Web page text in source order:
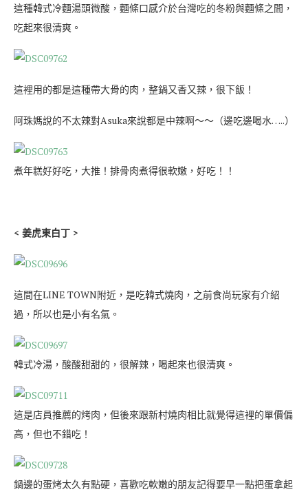
這種韓式冷麵湯頭微酸，麵條口感介於台灣吃的冬粉與麵條之間，
吃起來很清爽。
這裡用的都是這種帶大骨的肉，整鍋又香又辣，很下飯！
阿珠媽說的不太辣對Asuka來說都是中辣啊～～（邊吃邊喝水…..）
煮年糕好好吃，大推！排骨肉煮得很軟嫩，好吃！！
< 姜虎東白丁 >
這間在LINE TOWN附近，是吃韓式燒肉，之前食尚玩家有介紹
過，所以也是小有名氣。
韓式冷湯，酸酸甜甜的，很解辣，喝起來也很清爽。
這是店員推薦的烤肉，但後來跟新村燒肉相比就覺得這裡的單價偏
高，但也不錯吃！
鍋邊的蛋烤太久有點硬，喜歡吃軟嫩的朋友記得要早一點把蛋拿起